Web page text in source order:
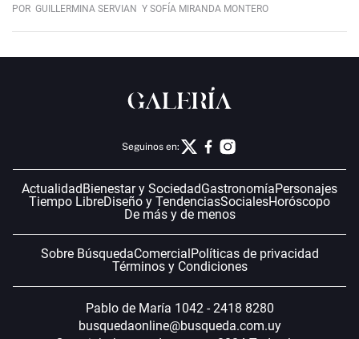
POR GUILLERMINA SERVIAN Y SOFÍA MIRANDA MONTERO
Seguinos en:
Actualidad Bienestar y SociedadGastronomíaPersonajes
Tiempo LibreDiseño y TendenciasSocialesHoróscopo
De más y de menos
Sobre BúsquedaComercial Políticas de privacidad
Términos y Condiciones
Pablo de María 1042 - 2418 8280
busquedaonline@busqueda.com.uy